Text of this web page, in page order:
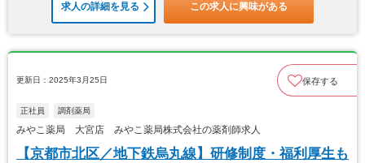
求人の詳細を見る この求人に興味がある
更新日：2025年3月25日 保存する
正社員 調剤薬局
みやこ薬局 大宮店 みやこ薬局株式会社の薬剤師求人
【京都市北区／地下鉄烏丸線】研修制度・福利厚生も